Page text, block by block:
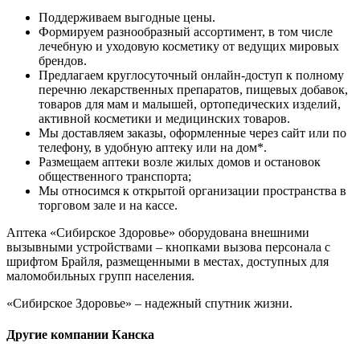
Поддерживаем выгодные цены.
Формируем разнообразный ассортимент, в том числе
лечебную и уходовую косметику от ведущих мировых
брендов.
Предлагаем круглосуточный онлайн-доступ к полному
перечню лекарственных препаратов, пищевых добавок,
товаров для мам и малышей, ортопедических изделий,
активной косметики и медицинских товаров.
Мы доставляем заказы, оформленные через сайт или по
телефону, в удобную аптеку или на дом*.
Размещаем аптеки возле жилых домов и остановок
общественного транспорта;
Мы относимся к открытой организации пространства в
торговом зале и на кассе.
Аптека «Сибирское Здоровье» оборудована внешними
вызывными устройствами – кнопками вызова персонала с
шрифтом Брайля, размещенными в местах, доступных для
маломобильных групп населения.
«Сибирское Здоровье» – надежный спутник жизни.
Другие компании Канска